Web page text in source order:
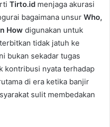
Tirto.id menjaga akurasi
bagaimana unsur Who,
How digunakan untuk
tidak jatuh ke
bukan sekadar tugas
kontribusi nyata terhadap
di era ketika banjir
sulit membedakan